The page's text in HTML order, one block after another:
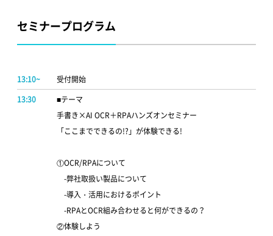
セミナープログラム
13:10~
受付開始
13:30
■テーマ
手書き×AI OCR＋RPAハンズオンセミナー
「ここまでできるの!?」が体験できる!
①OCR/RPAについて
-弊社取扱い製品について
-導入・活用におけるポイント
-RPAとOCR組み合わせると何ができるの？
②体験しよう